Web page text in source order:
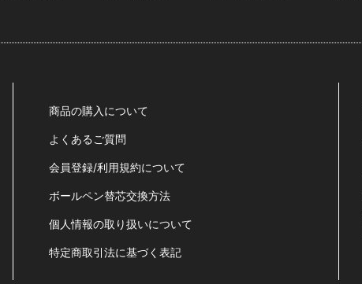
商品の購入について
よくあるご質問
会員登録/利用規約について
ボールペン替芯交換方法
個人情報の取り扱いについて
特定商取引法に基づく表記